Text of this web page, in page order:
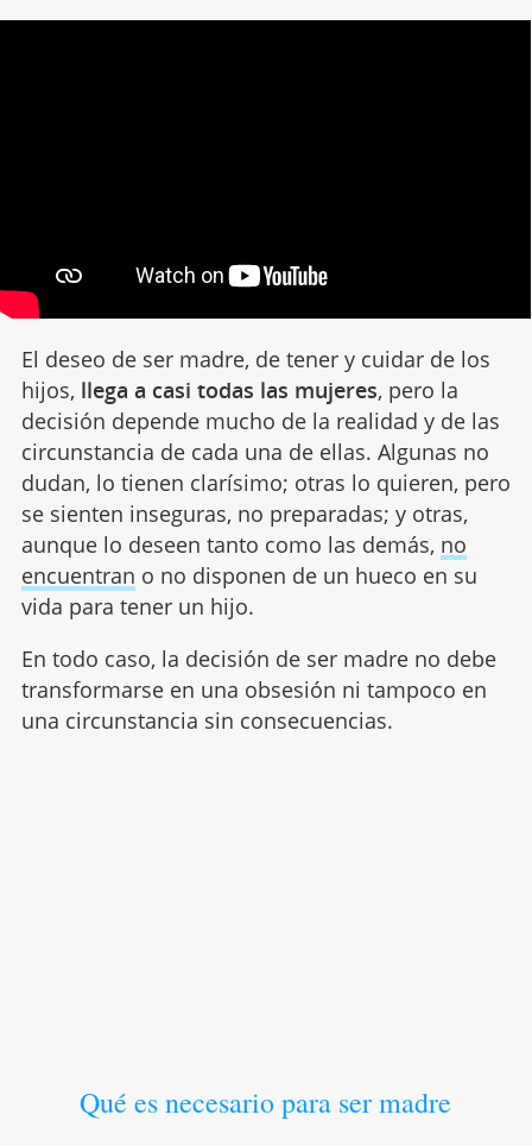
El deseo de ser madre, de tener y cuidar de los
hijos, llega a casi todas las mujeres, pero la
decisión depende mucho de la realidad y de las
circunstancia de cada una de ellas. Algunas no
dudan, lo tienen clarísimo; otras lo quieren, pero
se sienten inseguras, no preparadas; y otras,
aunque lo deseen tanto como las demás, no
encuentran o no disponen de un hueco en su
vida para tener un hijo.
En todo caso, la decisión de ser madre no debe
transformarse en una obsesión ni tampoco en
una circunstancia sin consecuencias.
Qué es necesario para ser madre